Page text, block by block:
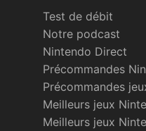
Test de débit
Notre podcast
Nintendo Direct
Précommandes
Précommandes
Meilleurs jeux
Meilleurs jeux